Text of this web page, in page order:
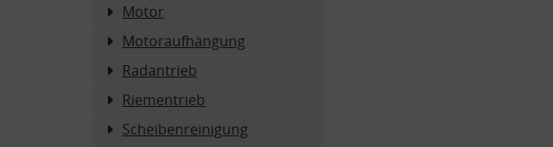
Motor
Motoraufhängung
Radantrieb
Riementrieb
Scheibenreinigung